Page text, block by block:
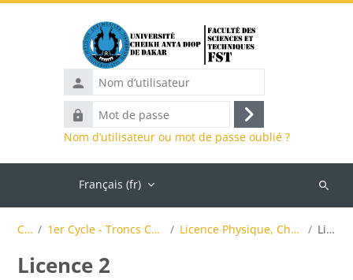
Nom
d’utilisateur
Mot
de
Connexion
Nom d’utilisateur ou mot de passe oublié ?
Français ‎(fr)‎
cours
Cours 1er Cycle - Troncs Communs - MPI - BCGS - PCSM Licence Physique, Chimie et Sciences de la Matière Licence 2
Licence 2